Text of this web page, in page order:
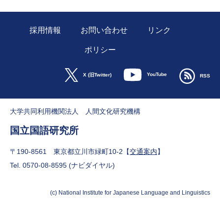
採用情報 お問い合わせ リンク
ポリシー
X (旧Twitter) YouTube RSS
大学共同利用機関法人 人間文化研究機構
国立国語研究所
〒190-8561 東京都立川市緑町10-2【交通案内】
Tel. 0570-08-8595 (ナビダイヤル)
(c) National Institute for Japanese Language and Linguistics